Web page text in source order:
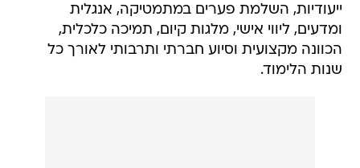
הכוונה מקצועית וסיוע חברתי ותרבותי לאורך כל
שנות הלימוד.